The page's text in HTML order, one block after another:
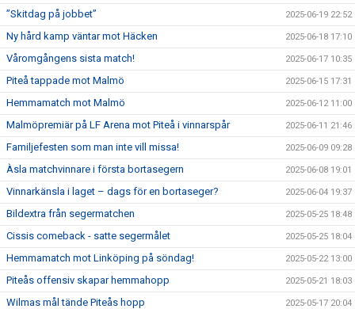
”Skitdag på jobbet” 2025-06-19 22:52
Ny hård kamp väntar mot Häcken 2025-06-18 17:10
Våromgångens sista match! 2025-06-17 10:35
Piteå tappade mot Malmö 2025-06-15 17:31
Hemmamatch mot Malmö 2025-06-12 11:00
Malmöpremiär på LF Arena mot Piteå i vinnarspår 2025-06-11 21:46
Familjefesten som man inte vill missa! 2025-06-09 09:28
Àsla matchvinnare i första bortasegern 2025-06-08 19:01
Vinnarkänsla i laget – dags för en bortaseger? 2025-06-04 19:37
Bildextra från segermatchen 2025-05-25 18:48
Cissis comeback - satte segermålet 2025-05-25 18:04
Hemmamatch mot Linköping på söndag! 2025-05-22 13:00
Piteås offensiv skapar hemmahopp 2025-05-21 18:03
Wilmas mål tände Piteås hopp 2025-05-17 20:04